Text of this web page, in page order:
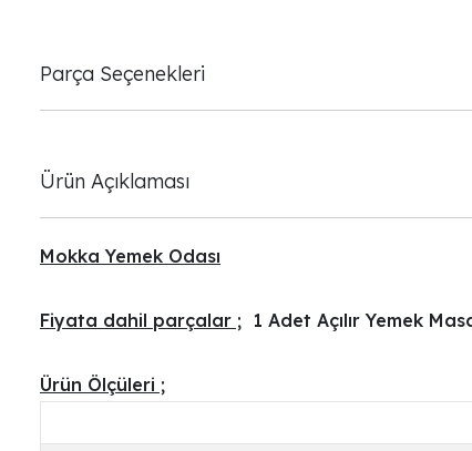
Parça Seçenekleri
Ürün Açıklaması
Mokka Yemek Odası
Fiyata dahil parçalar ; 1 Adet Açılır Yemek
Ürün Ölçüleri ;